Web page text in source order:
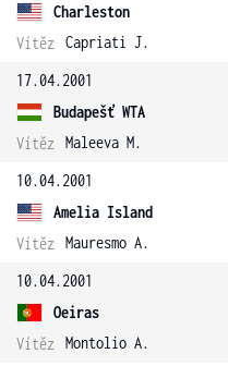
Charleston
Vítěz
Capriati J.
17.04.2001
Budapešť WTA
Vítěz
Maleeva M.
10.04.2001
Amelia Island
Vítěz
Mauresmo A.
10.04.2001
Oeiras
Vítěz
Montolio A.